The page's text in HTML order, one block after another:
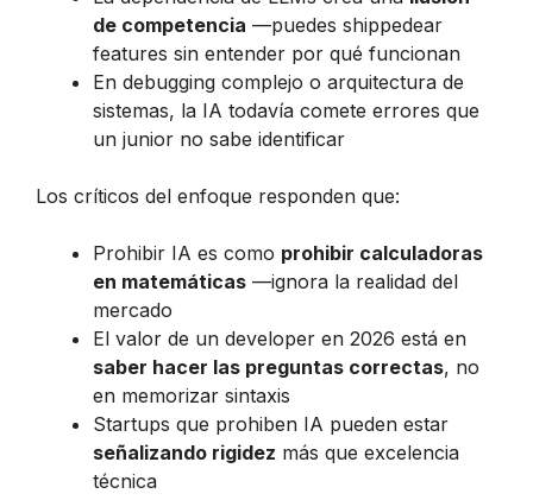
de competencia —puedes shippedear
features sin entender por qué funcionan
En debugging complejo o arquitectura de
sistemas, la IA todavía comete errores que
un junior no sabe identificar
Los críticos del enfoque responden que:
Prohibir IA es como prohibir calculadoras
en matemáticas —ignora la realidad del
mercado
El valor de un developer en 2026 está en
saber hacer las preguntas correctas, no
en memorizar sintaxis
Startups que prohiben IA pueden estar
señalizando rigidez más que excelencia
técnica